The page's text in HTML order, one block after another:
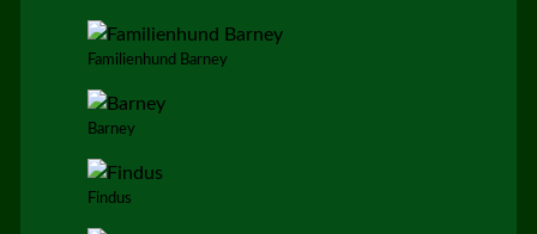
Familienhund Barney
Barney
Findus